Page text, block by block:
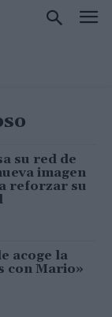
su red de
imagen
reforzar su
acoge la
con Mario»